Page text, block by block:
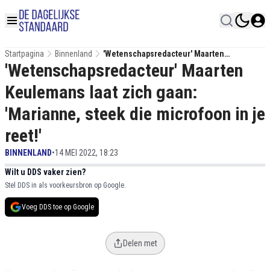
Startpagina Binnenland
'Wetenschapsredacteur' Maarten
Keulemans Laat Zich Gaan: 'Marianne,
Steek Die Microfoon In Je Reet!'
'Wetenschapsredacteur' Maarten
Keulemans laat zich gaan:
'Marianne, steek die microfoon in je
reet!'
BINNENLAND•14 MEI 2022, 18:23
Wilt u DDS vaker zien?
Stel DDS in als voorkeursbron op Google.
Voeg DDS toe op Google
Delen met